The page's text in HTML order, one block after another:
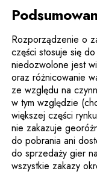
Rozporządzenie o
części stosuje się
niedozwolone jest
oraz różnicowanie
ze względu na
w tym względzie
większej części
nie zakazuje
do pobrania ani
do sprzedaży gier
wszystkie zakazy